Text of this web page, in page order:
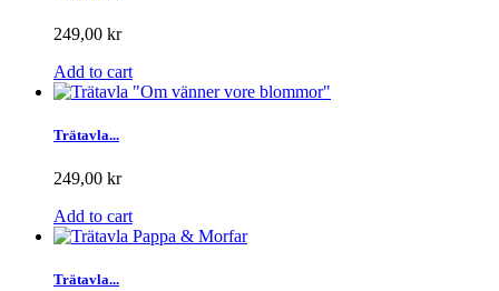
249,00 kr
Add to cart
Trätavla...
249,00 kr
Add to cart
Trätavla...